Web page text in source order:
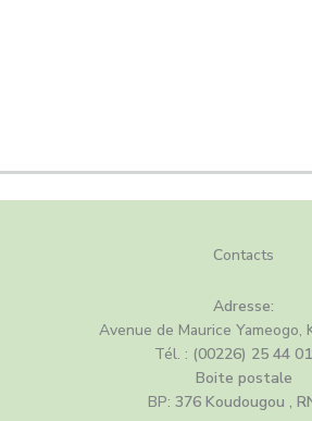
Contacts
Adresse:
Avenue de Maurice Yameogo,
Tél. : (00226) 25 44
Boite postale
BP: 376 Koudougou ,